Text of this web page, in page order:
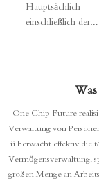
Verschrottung von
Personal- und
Hauptsächlich
einschließlich der
Rückgabe,
und Berechnung
Abschreibung von
Anlagegütern
One Chip Future
Verwaltung von
überwacht effektiv die
Vermögensverwaltung,
großen Menge an